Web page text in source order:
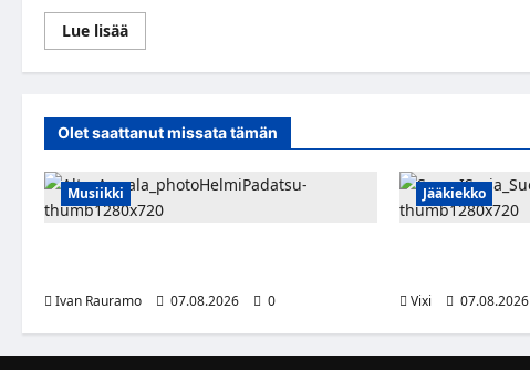
Lue lisääRead
more
Haluatko
tai
kissasi
persoonallisuuden?
etäisyyttä
Olet saattanut missata tämän
Musiikki
Ivan Rauramo
07.08.2026 0
Jääkiekko
Vixi
07.08.2026